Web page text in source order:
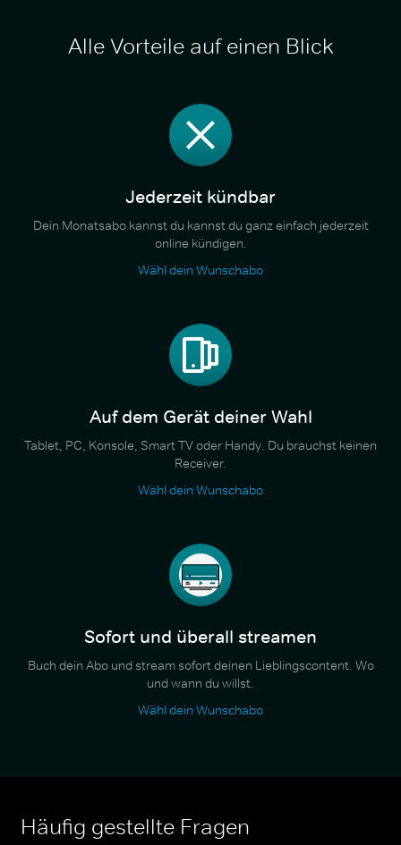
Alle Vorteile auf einen Blick
Jederzeit kündbar
Dein Monatsabo kannst du kannst du ganz einfach jederzeit
online kündigen.
Wähl dein Wunschabo
Auf dem Gerät deiner Wahl
Tablet, PC, Konsole, Smart TV oder Handy. Du brauchst keinen
Receiver.
Wähl dein Wunschabo
Sofort und überall streamen
Buch dein Abo und stream sofort deinen Lieblingscontent. Wo
und wann du willst.
Wähl dein Wunschabo
Häufig gestellte Fragen